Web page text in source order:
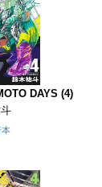
DAYS (4)
本